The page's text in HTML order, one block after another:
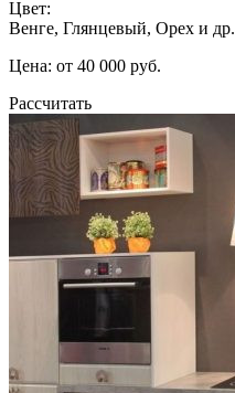
Цвет:
Венге, Глянцевый, Орех и др.
Цена: от 40 000 руб.
Рассчитать